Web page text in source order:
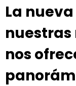
La
nos